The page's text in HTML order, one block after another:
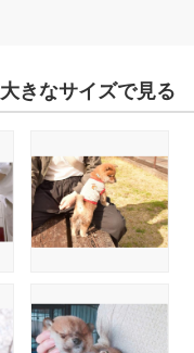
大きなサイズで見る